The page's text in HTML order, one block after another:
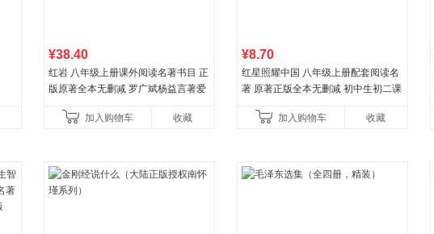
¥38.40
红岩 八年级上册课外阅读名著书目 正
版原著全本无删减 罗广斌杨益言著爱
国青年出版社加入购物车 收藏
¥8.70
红星照耀中国 八年级上册配套阅读名
著 原著正版全本无删减 初中生初二课
加入购物车
收藏